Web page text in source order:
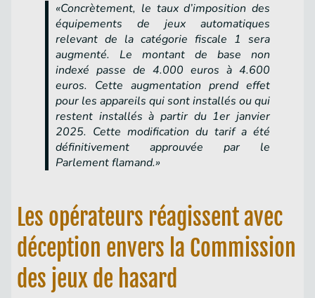
«Concrètement, le taux d’imposition des
équipements de jeux automatiques
relevant de la catégorie fiscale 1 sera
augmenté. Le montant de base non
indexé passe de 4.000 euros à 4.600
euros. Cette augmentation prend effet
pour les appareils qui sont installés ou qui
restent installés à partir du 1er janvier
2025. Cette modification du tarif a été
définitivement approuvée par le
Parlement flamand.»
Les opérateurs réagissent avec
déception envers la Commission
des jeux de hasard